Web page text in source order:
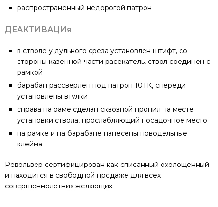
распространенный недорогой патрон
ДЕАКТИВАЦИя
в стволе у дульного среза установлен штифт, со
стороны казенной части расекатель, ствол соединен с
рамкой
барабан рассверлен под патрон 10ТК, спереди
установлены втулки
справа на раме сделан сквозной пропил на месте
установки ствола, прослабляющий посадочное место
на рамке и на барабане нанесены новодельные
клейма
Револьвер сертифицирован как списанный охолощенный
и находится в свободной продаже для всех
совершеннолетних желающих.